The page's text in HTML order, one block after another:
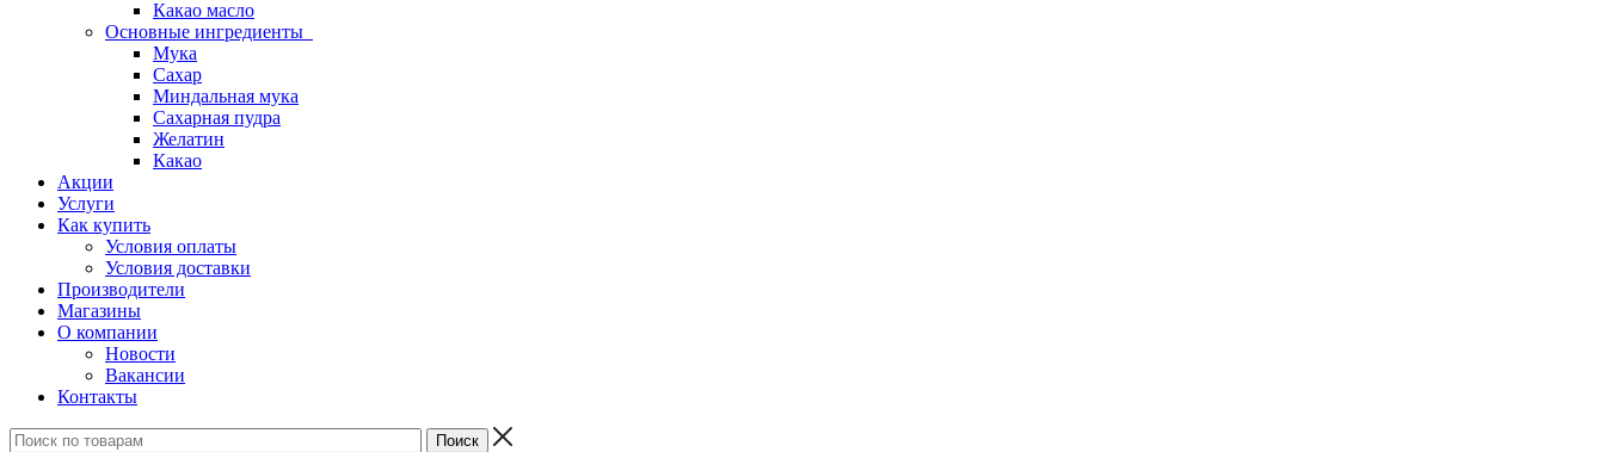
Какао масло
Основные ингредиенты
Мука
Сахар
Миндальная мука
Сахарная пудра
Желатин
Какао
Акции
Услуги
Как купить
Условия оплаты
Условия доставки
Производители
Магазины
О компании
Новости
Вакансии
Контакты